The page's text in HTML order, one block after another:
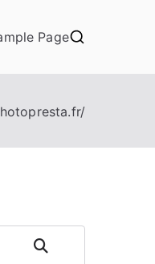
Page
Rechercher